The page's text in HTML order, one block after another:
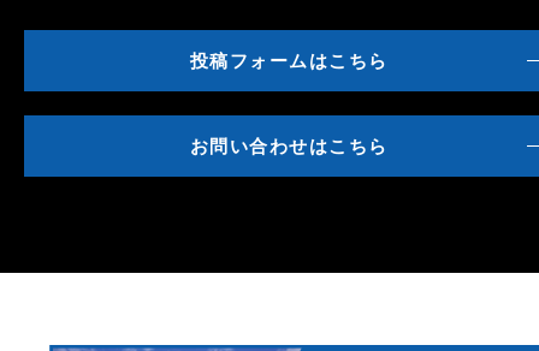
投稿フォームはこちら
お問い合わせはこちら